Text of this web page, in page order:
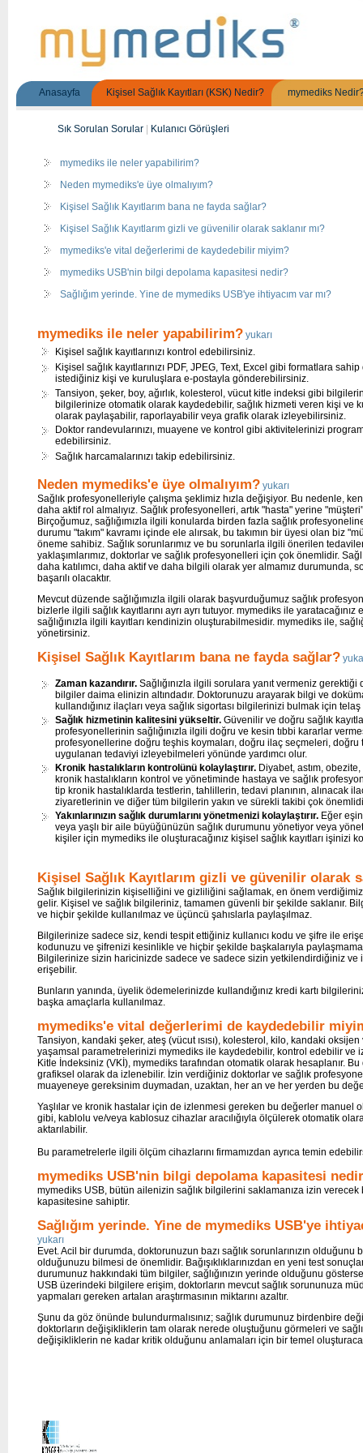
Anasayfa Kişisel Sağlık Kayıtları (KSK) Nedir? mymediks
Sık Sorulan Sorular| Kulanıcı Görüşleri
mymediks ile neler yapabilirim?
Neden mymediks'e üye olmalıyım?
Kişisel Sağlık Kayıtlarım bana ne fayda sağlar?
Kişisel Sağlık Kayıtlarım gizli ve güvenilir olarak saklanır mı?
mymediks'e vital değerlerimi de kaydedebilir miyim?
mymediks USB'nin bilgi depolama kapasitesi nedir?
Sağlığım yerinde. Yine de mymediks USB'ye ihtiyacım var mı?
mymediks ile neler yapabilirim?yukarı
Kişisel sağlık kayıtlarınızı kontrol edebilirsiniz.
Kişisel sağlık kayıtlarınızı PDF, JPEG, Text, Excel gibi formatlara
istediğiniz kişi ve kuruluşlara e-postayla gönderebilirsiniz.
Tansiyon, şeker, boy, ağırlık, kolesterol, vücut kitle indeksi gibi
bilgilerinize otomatik olarak kaydedebilir, sağlık hizmeti veren kişi ve
olarak paylaşabilir, raporlayabilir veya grafik olarak izleyebilirsiniz.
Doktor randevularınızı, muayene ve kontrol gibi aktivitelerinizi
edebilirsiniz.
Sağlık harcamalarınızı takip edebilirsiniz.
Neden mymediks'e üye olmalıyım?yukarı
Sağlık profesyonelleriyle çalışma şeklimiz hızla değişiyor. Bu nedenle,
daha aktif rol almalıyız. Sağlık profesyonelleri, artık "hasta" yerine
Birçoğumuz, sağlığımızla ilgili konularda birden fazla sağlık
durumu "takım" kavramı içinde ele alırsak, bu takımın bir üyesi olan biz
öneme sahibiz. Sağlık sorunlarımız ve bu sorunlarla ilgili önerilen
yaklaşımlarımız, doktorlar ve sağlık profesyonelleri için çok önemlidir.
daha katılımcı, daha aktif ve daha bilgili olarak yer almamız durumunda,
başarılı olacaktır.
Mevcut düzende sağlığımızla ilgili olarak başvurduğumuz sağlık
bizlerle ilgili sağlık kayıtlarını ayrı ayrı tutuyor. mymediks ile yaratacağınız
sağlığınızla ilgili kayıtları kendinizin oluşturabilmesidir. mymediks ile,
yönetirsiniz.
Kişisel Sağlık Kayıtlarım bana ne fayda sağlar?
Zaman kazandırır.Sağlığınızla ilgili sorulara yanıt vermeniz
bilgiler daima elinizin altındadır. Doktorunuzu arayarak bilgi ve
kullandığınız ilaçları veya sağlık sigortası bilgilerinizi bulmak için
Sağlık hizmetinin kalitesini yükseltir.Güvenilir ve doğru sağlık
profesyonellerinin sağlığınızla ilgili doğru ve kesin tıbbi kararlar
profesyonellerine doğru teşhis koymaları, doğru ilaç seçmeleri, doğru
uygulanan tedaviyi izleyebilmeleri yönünde yardımcı olur.
Kronik hastalıkların kontrolünü kolaylaştırır.Diyabet, astım,
kronik hastalıkların kontrol ve yönetiminde hastaya ve sağlık
tip kronik hastalıklarda testlerin, tahlillerin, tedavi planının, alınacak
ziyaretlerinin ve diğer tüm bilgilerin yakın ve sürekli takibi çok
Yakınlarınızın sağlık durumlarını yönetmenizi kolaylaştırır.Eğer
veya yaşlı bir aile büyüğünüzün sağlık durumunu yönetiyor veya
kişiler için mymediks ile oluşturacağınız kişisel sağlık kayıtları işinizi
Kişisel Sağlık Kayıtlarım gizli ve güvenilir olarak
Sağlık bilgilerinizin kişiselliğini ve gizliliğini sağlamak, en önem verdiğimiz
gelir. Kişisel ve sağlık bilgileriniz, tamamen güvenli bir şekilde saklanır.
ve hiçbir şekilde kullanılmaz ve üçüncü şahıslarla paylaşılmaz.
Bilgilerinize sadece siz, kendi tespit ettiğiniz kullanıcı kodu ve şifre ile
kodunuzu ve şifrenizi kesinlikle ve hiçbir şekilde başkalarıyla
Bilgilerinize sizin haricinizde sadece ve sadece sizin yetkilendirdiğiniz ve
erişebilir.
Bunların yanında, üyelik ödemelerinizde kullandığınız kredi kartı
başka amaçlarla kullanılmaz.
mymediks'e vital değerlerimi de kaydedebilir
Tansiyon, kandaki şeker, ateş (vücut ısısı), kolesterol, kilo, kandaki oksijen
yaşamsal parametrelerinizi mymediks ile kaydedebilir, kontrol edebilir ve
Kitle İndeksiniz (VKİ), mymediks tarafından otomatik olarak hesaplanır.
grafiksel olarak da izlenebilir. İzin verdiğiniz doktorlar ve sağlık
muayeneye gereksinim duymadan, uzaktan, her an ve her yerden bu
Yaşlılar ve kronik hastalar için de izlenmesi gereken bu değerler manuel
gibi, kablolu ve/veya kablosuz cihazlar aracılığıyla ölçülerek otomatik
aktarılabilir.
Bu parametrelerle ilgili ölçüm cihazlarını firmamızdan ayrıca temin
mymediks USB'nin bilgi depolama kapasitesi
mymediks USB, bütün ailenizin sağlık bilgilerini saklamanıza izin
kapasitesine sahiptir.
Sağlığım yerinde. Yine de mymediks USB'ye
yukarı
Evet. Acil bir durumda, doktorunuzun bazı sağlık sorunlarınızın olduğunu
olduğunuzu bilmesi de önemlidir. Bağışıklıklarınızdan en yeni test
durumunuz hakkındaki tüm bilgiler, sağlığınızın yerinde olduğunu
USB üzerindeki bilgilere erişim, doktorların mevcut sağlık sorununuza
yapmaları gereken artalan araştırmasının miktarını azaltır.
Şunu da göz önünde bulundurmalısınız; sağlık durumunuz birdenbire
doktorların değişikliklerin tam olarak nerede oluştuğunu görmeleri ve
değişikliklerin ne kadar kritik olduğunu anlamaları için bir temel